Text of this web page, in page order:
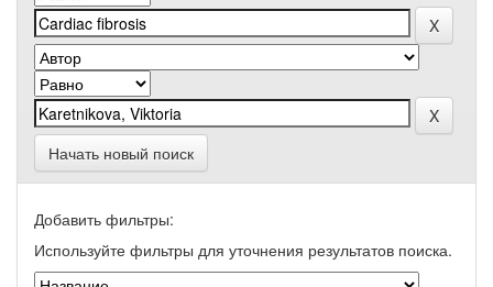
Начать новый поиск
Добавить фильтры:
Используйте фильтры для уточнения результатов поиска.